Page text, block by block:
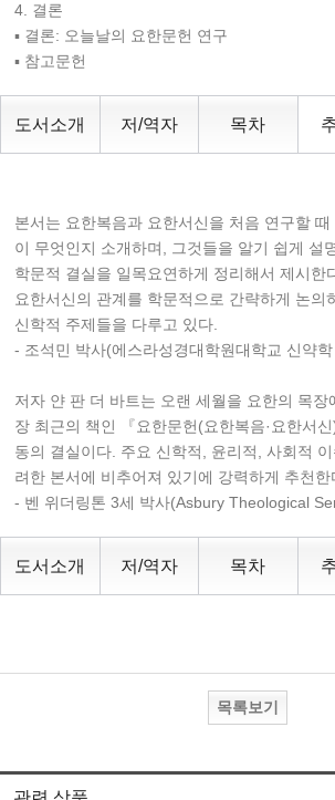
4. 결론
▪ 결론: 오늘날의 요한문헌 연구
▪ 참고문헌
도서소개 저/역자 목차
본서는 요한복음과 요한서신을 처음 연구할
이 무엇인지 소개하며, 그것들을 알기 쉽게 설
학문적 결실을 일목요연하게 정리해서 제시한
요한서신의 관계를 학문적으로 간략하게 논의
신학적 주제들을 다루고 있다.
- 조석민 박사(에스라성경대학원대학교 신약
저자 얀 판 더 바트는 오랜 세월을 요한의 목장
장 최근의 책인 『요한문헌(요한복음·요한서
동의 결실이다. 주요 신학적, 윤리적, 사회적
려한 본서에 비추어져 있기에 강력하게 추천한
- 벤 위더링톤 3세 박사(Asbury Theological
도서소개 저/역자 목차
목록보기